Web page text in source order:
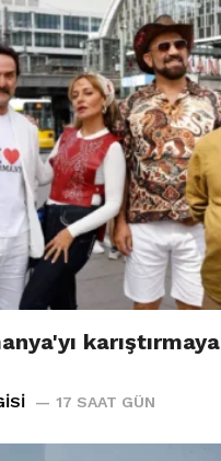
karıştırmaya
17 SAAT GÜN